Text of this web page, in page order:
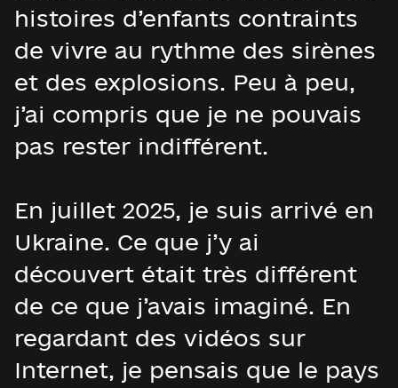
histoires d’enfants contraints
de vivre au rythme des sirènes
et des explosions. Peu à peu,
j’ai compris que je ne pouvais
pas rester indifférent.
En juillet 2025, je suis arrivé en
Ukraine. Ce que j’y ai
découvert était très différent
de ce que j’avais imaginé. En
regardant des vidéos sur
Internet, je pensais que le pays